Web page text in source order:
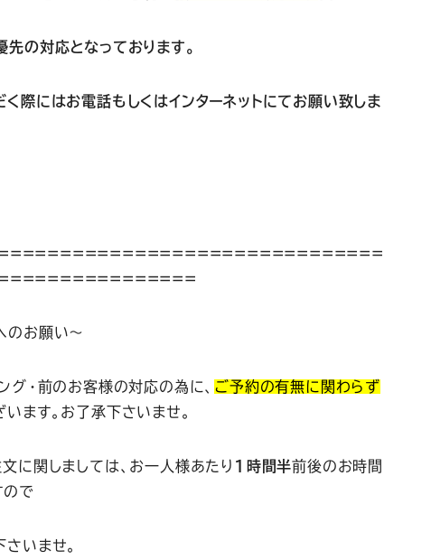
の対応となっております。
際にはお電話もしくはインターネットにてお願い致しま
のお願い～
グ・前のお客様の対応の為に、 ご予約の有無に関わらず
います。お了承下さいませ。
に関しましては、お一人様あたり 1時間半前後のお時間
ので
いませ。